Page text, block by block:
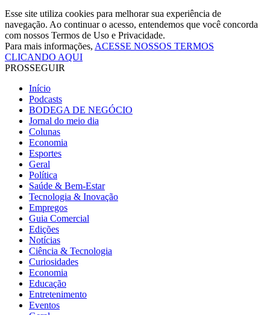
Esse site utiliza cookies para melhorar sua experiência de
navegação. Ao continuar o acesso, entendemos que você concorda
com nossos Termos de Uso e Privacidade.
Para mais informações, ACESSE NOSSOS TERMOS
CLICANDO AQUI
PROSSEGUIR
Início
Podcasts
BODEGA DE NEGÓCIO
Jornal do meio dia
Colunas
Economia
Esportes
Geral
Política
Saúde & Bem-Estar
Tecnologia & Inovação
Empregos
Guia Comercial
Edições
Notícias
Ciência & Tecnologia
Curiosidades
Economia
Educação
Entretenimento
Eventos